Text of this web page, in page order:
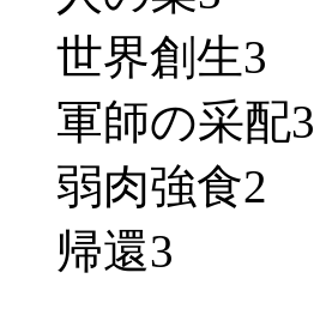
世界創生3
軍師の采配3
弱肉強食2
帰還3